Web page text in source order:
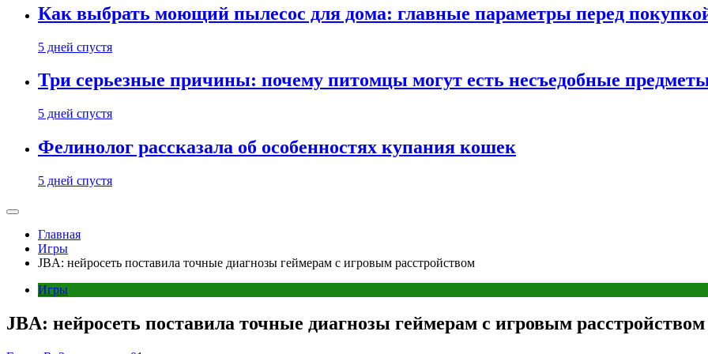
Как выбрать моющий пылесос для дома: главные параметры перед
5 дней спустя
Три серьезные причины: почему питомцы могут есть несъедобные
5 дней спустя
Фелинолог рассказала об особенностях купания кошек
5 дней спустя
Главная
Игры
JBA: нейросеть поставила точные диагнозы геймерам с игровым расстройством
Игры
JBA: нейросеть поставила точные диагнозы геймерам с игровым расстройством